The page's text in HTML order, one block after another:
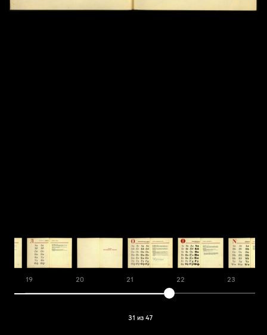
19 20 21 22 23
31 из 47